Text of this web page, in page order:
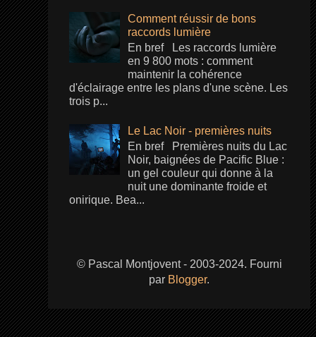
Comment réussir de bons
raccords lumière
En bref Les raccords lumière
en 9 800 mots : comment
maintenir la cohérence
d'éclairage entre les plans d'une scène. Les
trois p...
Le Lac Noir - premières nuits
En bref Premières nuits du Lac
Noir, baignées de Pacific Blue :
un gel couleur qui donne à la
nuit une dominante froide et
onirique. Bea...
© Pascal Montjovent - 2003-2024. Fourni
par Blogger.